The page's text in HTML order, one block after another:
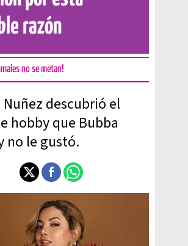
razón
no se metan!
descubrió el
hobby que Bubba
no le gustó.